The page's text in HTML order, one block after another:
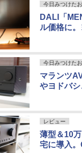
今日みつけた
DALI「
ル価格に
今日みつけた
マランツ
やヨドバ
レビュー
薄型＆10
宅に導入